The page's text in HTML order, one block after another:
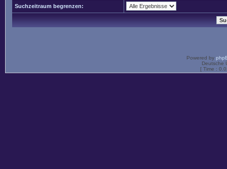
Suchzeitraum begrenzen:
Powered by
Deutsche
[ Time :